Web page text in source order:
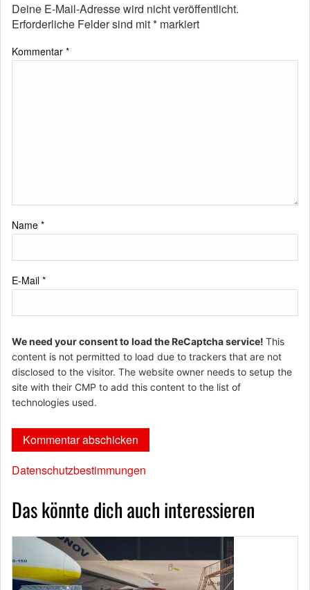
Deine E-Mail-Adresse wird nicht veröffentlicht.
Erforderliche Felder sind mit* markiert
Kommentar *
Name *
E-Mail *
We need your consent to load the ReCaptcha service! This
content is not permitted to load due to trackers that are not
disclosed to the visitor. The website owner needs to setup the
site with their CMP to add this content to the list of
technologies used.
Datenschutzbestimmungen
Das könnte dich auch interessieren